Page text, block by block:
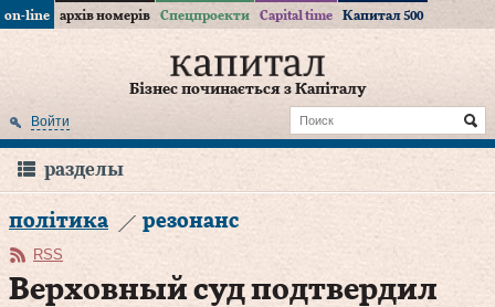
on-line архів номерів Спецпроекти Capital time Капитал 500
Бізнес починається з Капіталу
Войти
разделы
політика резонанс
RSS
Верховный суд подтвердил